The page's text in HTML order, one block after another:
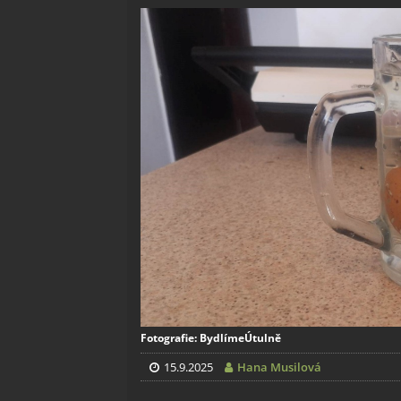
Fotografie: BydlímeÚtulně
15.9.2025 Hana Musilová